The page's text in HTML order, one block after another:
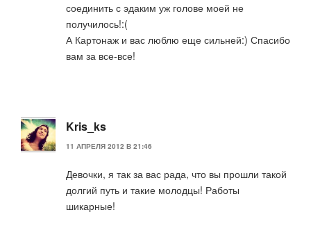
соединить с эдаким уж голове моей не
получилось!:(
А Картонаж и вас люблю еще сильней:) Спасибо
вам за все-все!
Kris_ks
11 АПРЕЛЯ 2012 В 21:46
Девочки, я так за вас рада, что вы прошли такой
долгий путь и такие молодцы! Работы
шикарные!